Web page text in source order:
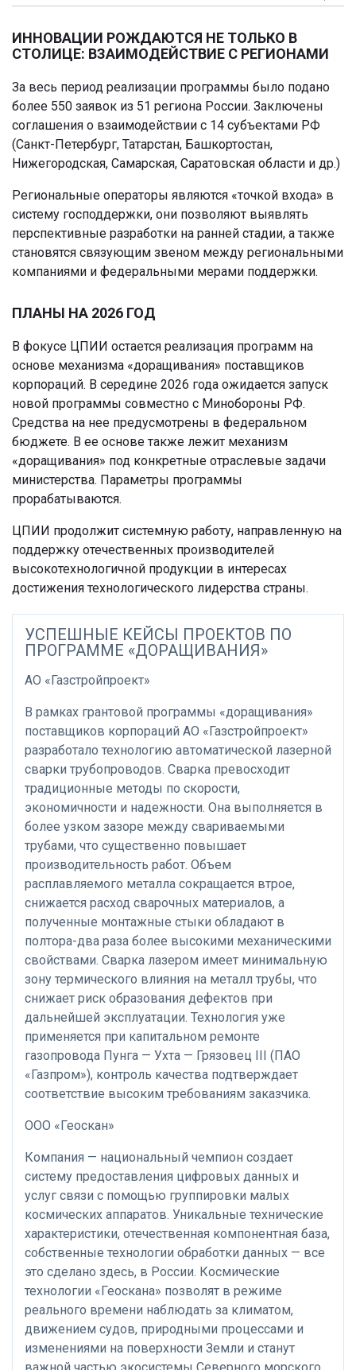
ИННОВАЦИИ РОЖДАЮТСЯ НЕ ТОЛЬКО В
СТОЛИЦЕ: ВЗАИМОДЕЙСТВИЕ С РЕГИОНАМИ
За весь период реализации программы было подано
более 550 заявок из 51 региона России. Заключены
соглашения о взаимодействии с 14 субъектами РФ
(Санкт-Петербург, Татарстан, Башкортостан,
Нижегородская, Самарская, Саратовская области и др.)
Региональные операторы являются «точкой входа» в
систему господдержки, они позволяют выявлять
перспективные разработки на ранней стадии, а также
становятся связующим звеном между региональными
компаниями и федеральными мерами поддержки.
ПЛАНЫ НА 2026 ГОД
В фокусе ЦПИИ остается реализация программ на
основе механизма «доращивания» поставщиков
корпораций. В середине 2026 года ожидается запуск
новой программы совместно с Минобороны РФ.
Средства на нее предусмотрены в федеральном
бюджете. В ее основе также лежит механизм
«доращивания» под конкретные отраслевые задачи
министерства. Параметры программы
прорабатываются.
ЦПИИ продолжит системную работу, направленную на
поддержку отечественных производителей
высокотехнологичной продукции в интересах
достижения технологического лидерства страны.
УСПЕШНЫЕ КЕЙСЫ ПРОЕКТОВ ПО
ПРОГРАММЕ «ДОРАЩИВАНИЯ»
АО «Газстройпроект»
В рамках грантовой программы «доращивания»
поставщиков корпораций АО «Газстройпроект»
разработало технологию автоматической лазерной
сварки трубопроводов. Сварка превосходит
традиционные методы по скорости,
экономичности и надежности. Она выполняется в
более узком зазоре между свариваемыми
трубами, что существенно повышает
производительность работ. Объем
расплавляемого металла сокращается втрое,
снижается расход сварочных материалов, а
полученные монтажные стыки обладают в
полтора-два раза более высокими механическими
свойствами. Сварка лазером имеет минимальную
зону термического влияния на металл трубы, что
снижает риск образования дефектов при
дальнейшей эксплуатации. Технология уже
применяется при капитальном ремонте
газопровода Пунга — Ухта — Грязовец III (ПАО
«Газпром»), контроль качества подтверждает
соответствие высоким требованиям заказчика.
ООО «Геоскан»
Компания — национальный чемпион создает
систему предоставления цифровых данных и
услуг связи с помощью группировки малых
космических аппаратов. Уникальные технические
характеристики, отечественная компонентная база,
собственные технологии обработки данных — все
это сделано здесь, в России. Космические
технологии «Геоскана» позволят в режиме
реального времени наблюдать за климатом,
движением судов, природными процессами и
изменениями на поверхности Земли и станут